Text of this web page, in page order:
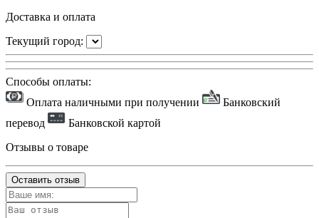
Доставка и оплата
Текущий город:
Способы оплаты:
Оплата наличными при получении
Банковский
перевод
Банковской картой
Отзывы о товаре
Оставить отзыв